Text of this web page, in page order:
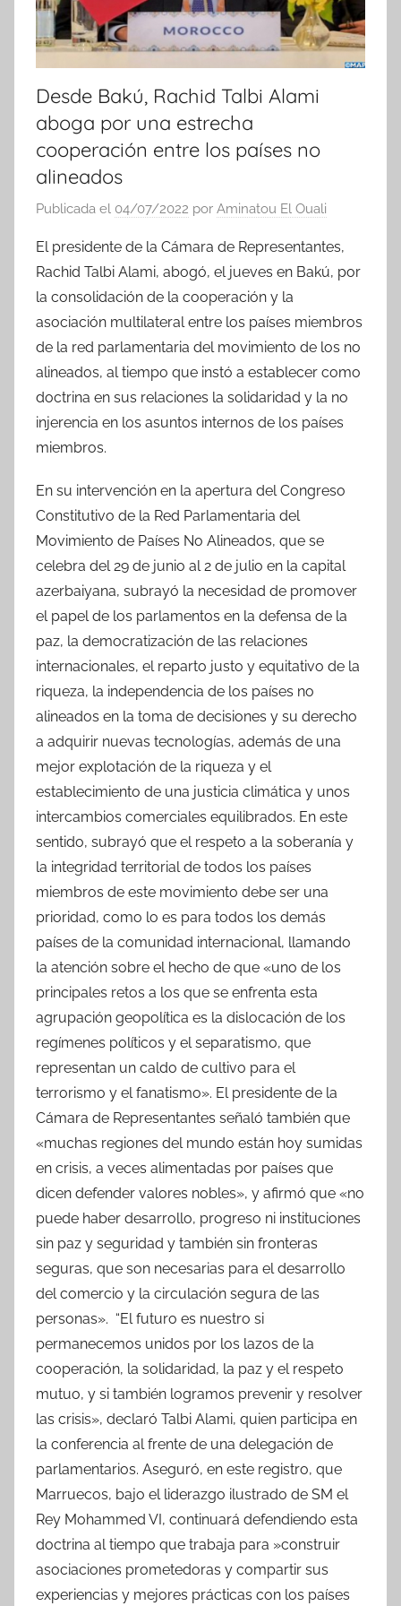
Desde Bakú, Rachid Talbi Alami
aboga por una estrecha
cooperación entre los países no
alineados
Publicada el 04/07/2022 por Aminatou El Ouali
El presidente de la Cámara de Representantes,
Rachid Talbi Alami, abogó, el jueves en Bakú, por
la consolidación de la cooperación y la
asociación multilateral entre los países miembros
de la red parlamentaria del movimiento de los no
alineados, al tiempo que instó a establecer como
doctrina en sus relaciones la solidaridad y la no
injerencia en los asuntos internos de los países
miembros.
En su intervención en la apertura del Congreso
Constitutivo de la Red Parlamentaria del
Movimiento de Países No Alineados, que se
celebra del 29 de junio al 2 de julio en la capital
azerbaiyana, subrayó la necesidad de promover
el papel de los parlamentos en la defensa de la
paz, la democratización de las relaciones
internacionales, el reparto justo y equitativo de la
riqueza, la independencia de los países no
alineados en la toma de decisiones y su derecho
a adquirir nuevas tecnologías, además de una
mejor explotación de la riqueza y el
establecimiento de una justicia climática y unos
intercambios comerciales equilibrados. En este
sentido, subrayó que el respeto a la soberanía y
la integridad territorial de todos los países
miembros de este movimiento debe ser una
prioridad, como lo es para todos los demás
países de la comunidad internacional, llamando
la atención sobre el hecho de que «uno de los
principales retos a los que se enfrenta esta
agrupación geopolítica es la dislocación de los
regímenes políticos y el separatismo, que
representan un caldo de cultivo para el
terrorismo y el fanatismo». El presidente de la
Cámara de Representantes señaló también que
«muchas regiones del mundo están hoy sumidas
en crisis, a veces alimentadas por países que
dicen defender valores nobles», y afirmó que «no
puede haber desarrollo, progreso ni instituciones
sin paz y seguridad y también sin fronteras
seguras, que son necesarias para el desarrollo
del comercio y la circulación segura de las
personas». “El futuro es nuestro si
permanecemos unidos por los lazos de la
cooperación, la solidaridad, la paz y el respeto
mutuo, y si también logramos prevenir y resolver
las crisis», declaró Talbi Alami, quien participa en
la conferencia al frente de una delegación de
parlamentarios. Aseguró, en este registro, que
Marruecos, bajo el liderazgo ilustrado de SM el
Rey Mohammed VI, continuará defendiendo esta
doctrina al tiempo que trabaja para »construir
asociaciones prometedoras y compartir sus
experiencias y mejores prácticas con los países